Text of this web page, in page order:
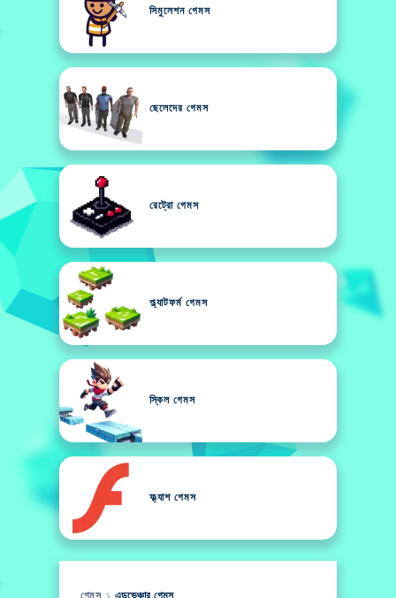
সিমুলেশন গেমস
ছেলেদের গেমস
রেট্রো গেমস
প্ল্যাটফর্ম গেমস
স্কিল গেমস
ফ্ল্যাশ গেমস